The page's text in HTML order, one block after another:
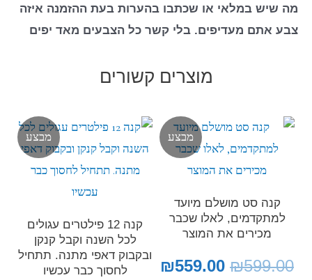
מה שיש במלאי או שכתבו בהערות בעת ההזמנה איזה
צבע אתם מעדיפים. בלי קשר כל הצבעים מאד יפים
מוצרים קשורים
מבצע
קנה סט מושלם מיועד
למתקדמים, לאלו שכבר
מכירים את המוצר
₪599.00
₪559.00
מבצע
קנה 12 פילטרים עגולים
לכל השנה וקבל קנקן
ובקבוק דאפי מתנה. תתחיל
לחסוך כבר עכשיו